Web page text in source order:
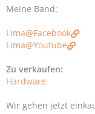
Meine Band:
Lima@Facebook
Lima@Youtube
Zu verkaufen:
Hardware
Wir gehen jetzt